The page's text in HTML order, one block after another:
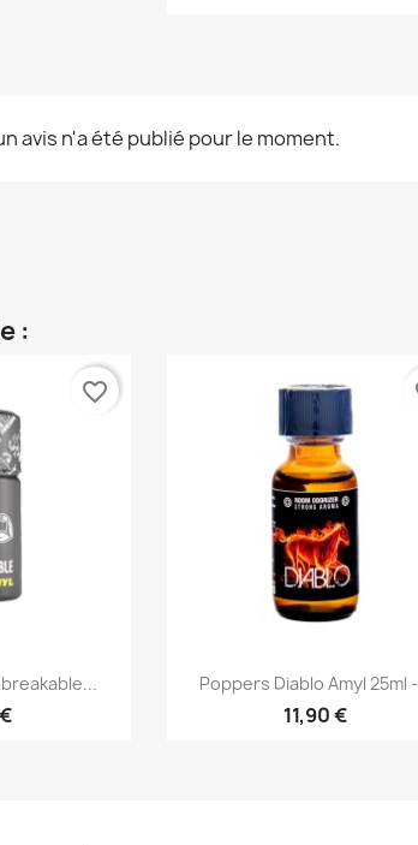
avis n'a été publié pour le moment.
:
favorite_border
Aperçu rapide
Poppers Diablo Amyl 25ml
11,90 €